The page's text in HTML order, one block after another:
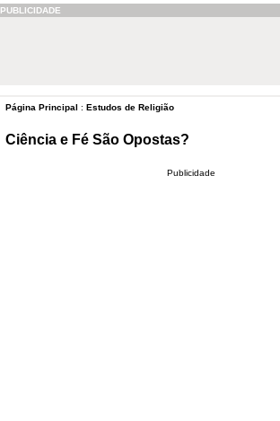
PUBLICIDADE
Página Principal : Estudos de Religião
Ciência e Fé São Opostas?
Publicidade